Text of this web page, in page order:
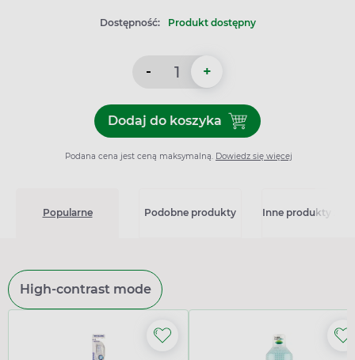
Dostępność: Produkt dostępny
- +
Dodaj do koszykaDodaj do koszyka
Podana cena jest ceną maksymalną. Dowiedz się więcej
Popularne Podobne produkty Inne produkty z
High-contrast mode